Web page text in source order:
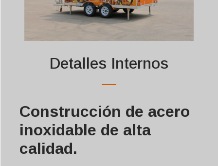
Detalles Internos
Construcción de acero
inoxidable de alta
calidad.